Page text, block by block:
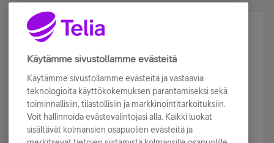
Älä jää paitsi – osallistu ja voita!
Tilaa Telian uutiskirje ja olet mukana arvonnassa.
sähköpostiisi.
Tilaa nyt
Käytämme sivustollamme evästeitä
Käytämme sivustollamme evästeitä ja vastaavia
teknologioita käyttökokemuksen parantamiseksi sekä
toiminnallisiin, tilastollisiin ja markkinointitarkoituksiin.
Voit hallinnoida evästevalintojasi alla. Kaikki luokat
sisältävät kolmansien osapuolien evästeitä ja